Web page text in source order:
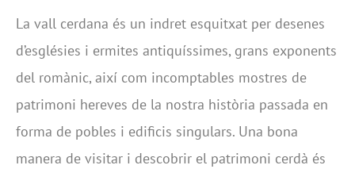
La vall cerdana és un indret esquitxat per desenes
d’esglésies i ermites antiquíssimes, grans exponents
del romànic, així com incomptables mostres de
patrimoni hereves de la nostra història passada en
forma de pobles i edificis singulars. Una bona
manera de visitar i descobrir el patrimoni cerdà és